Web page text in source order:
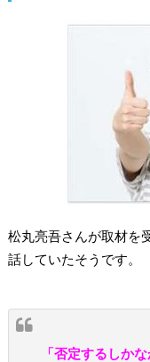
松丸亮吾さんが取材を
話していたそうです。
「否定するしかな